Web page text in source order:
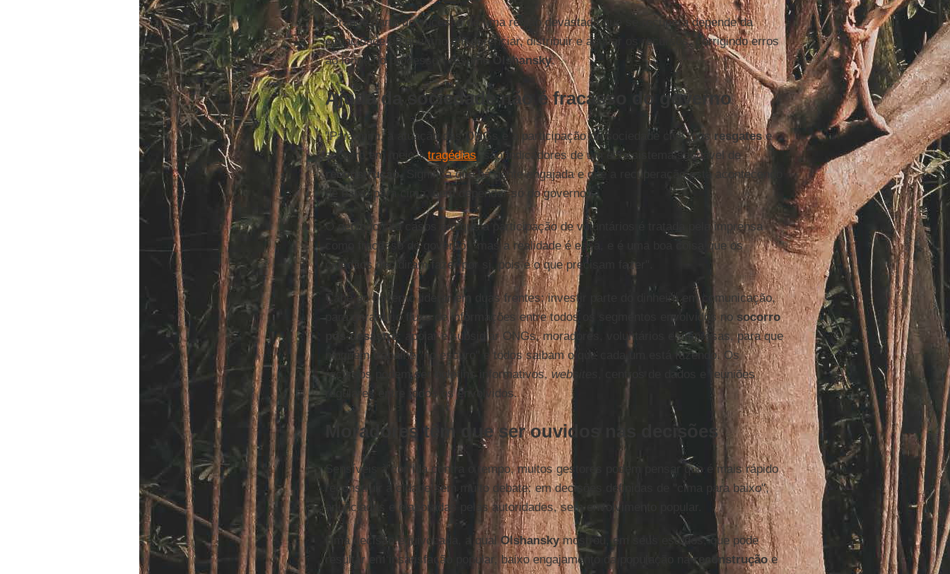
"Grande parte do sucesso de uma região devastada que se recupera depende da
capacidade do governo em gerenciar, distribuir e auditar os recursos, corrigindo erros
ao longo do processo", resume Olshansky.
Ajuda da sociedade não é fracasso do governo
"Para mim, a atuação das ONGs e a participação da sociedade civil [nosresgatese
socorro em meio àtragédias ] são indicadores de um ecossistema saudável de
reconstrução
. Significa que há gente engajada e que a recuperação está acontecendo
de baixo para cima, sem depender só do governo"
O geólogo cita casos em que a participação de voluntários é tratada pela imprensa
como fracasso do governo, "mas a realidade é essa, e é uma boa coisa que os
cidadãos decidiram fazer por si, pois é o que precisam fazer".
Cabe ao governo liderar em duas frentes: investir parte do dinheiro em comunicação,
para garantir o fluxo de informações entre todos os segmentos envolvidos no socorro
pós-desastre: apoiar e subsidiar ONGs, moradores, voluntários e empresas, para que
ninguém trabalhe "no escuro" e todos saibam o que cada um está fazendo. Os
recursos podem ser boletins informativos,websites
, centros de dados e reuniões
regulares entre todos os envolvidos.
Moradores têm que ser ouvidos nas decisões
Sensíveis à corrida contra o tempo, muitos gestores podem pensar que é mais rápido
reconstruir a cidade sem muito debate: em decisões definidas de "cima para baixo",
anunciadas e elaboradas pelas autoridades, sem envolvimento popular.
Uma decisão equivocada, a qual Olshanskymostrou, em seus estudos, que pode
resultar em insatisfação popular, baixo engajamento da população nareconstruçãoe